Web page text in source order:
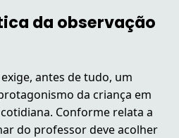
da observação
antes de tudo, um
da criança em
Conforme relata a
do professor deve acolher